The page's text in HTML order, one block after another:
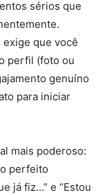
sérios que
que você
perfil (foto ou
genuíno
para iniciar
mais poderoso:
perfeito
já fiz…” e “Estou